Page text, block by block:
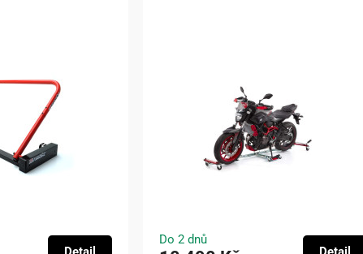
Do 2 dnů